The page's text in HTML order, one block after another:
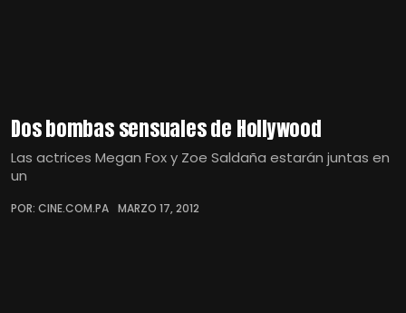
Dos bombas sensuales de Hollywood
Las actrices Megan Fox y Zoe Saldaña estarán juntas en
un
POR: CINE.COM.PA MARZO 17, 2012